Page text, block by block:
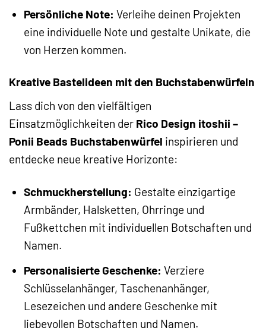
Persönliche Note: Verleihe deinen Projekten
eine individuelle Note und gestalte Unikate, die
von Herzen kommen.
Kreative Bastelideen mit den Buchstabenwürfeln
Lass dich von den vielfältigen
Einsatzmöglichkeiten der Rico Design itoshii –
Ponii Beads Buchstabenwürfel inspirieren und
entdecke neue kreative Horizonte:
Schmuckherstellung: Gestalte einzigartige
Armbänder, Halsketten, Ohrringe und
Fußkettchen mit individuellen Botschaften und
Namen.
Personalisierte Geschenke: Verziere
Schlüsselanhänger, Taschenanhänger,
Lesezeichen und andere Geschenke mit
liebevollen Botschaften und Namen.